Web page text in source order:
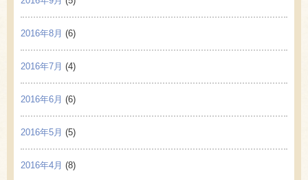
2016年8月 (6)
2016年7月 (4)
2016年6月 (6)
2016年5月 (5)
2016年4月 (8)